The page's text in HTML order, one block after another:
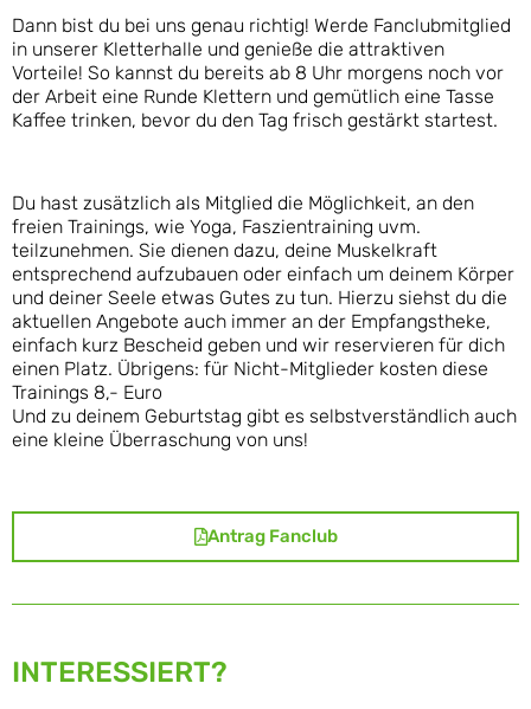
Dann bist du bei uns genau richtig! Werde Fanclubmitglied
in unserer Kletterhalle und genieße die attraktiven
Vorteile! So kannst du bereits ab 8 Uhr morgens noch vor
der Arbeit eine Runde Klettern und gemütlich eine Tasse
Kaffee trinken, bevor du den Tag frisch gestärkt startest.
Du hast zusätzlich als Mitglied die Möglichkeit, an den
freien Trainings, wie Yoga, Faszientraining uvm.
teilzunehmen. Sie dienen dazu, deine Muskelkraft
entsprechend aufzubauen oder einfach um deinem Körper
und deiner Seele etwas Gutes zu tun. Hierzu siehst du die
aktuellen Angebote auch immer an der Empfangstheke,
einfach kurz Bescheid geben und wir reservieren für dich
einen Platz. Übrigens: für Nicht-Mitglieder kosten diese
Trainings 8,- Euro
Und zu deinem Geburtstag gibt es selbstverständlich auch
eine kleine Überraschung von uns!
Antrag Fanclub
INTERESSIERT?